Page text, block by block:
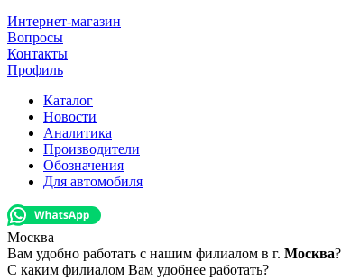
Интернет-магазин
Вопросы
Контакты
Профиль
Каталог
Новости
Аналитика
Производители
Обозначения
Для автомобиля
Москва
Вам удобно работать с нашим филиалом в г. Москва?
С каким филиалом Вам удобнее работать?